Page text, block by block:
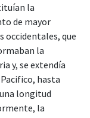
la
de mayor
occidentales, que
la
y, se extendía
hasta
longitud
la